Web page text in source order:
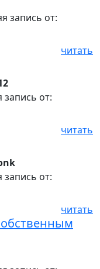
запись от:
читать
запись от:
читать
запись от:
читать